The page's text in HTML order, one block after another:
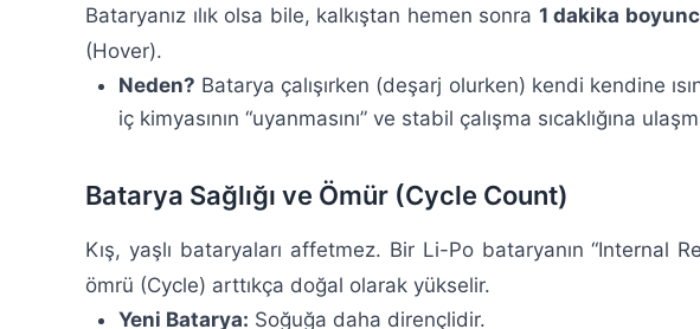
Bataryanız ılık olsa bile, kalkıştan hemen sonra 1 dakika
(Hover).
Neden? Batarya çalışırken (deşarj olurken) kendi kendine
iç kimyasının “uyanmasını” ve stabil çalışma sıcaklığına
Batarya Sağlığı ve Ömür (Cycle Count)
Kış, yaşlı bataryaları affetmez. Bir Li-Po bataryanın “Internal
ömrü (Cycle) arttıkça doğal olarak yükselir.
Yeni Batarya: Soğuğa daha dirençlidir.